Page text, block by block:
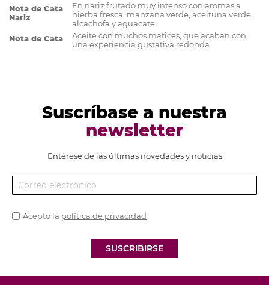
Nota de Cata
Nariz
En nariz frutado muy intenso con aromas a
hierba fresca, manzana verde, aceituna verde,
alcachofa y aguacate
Nota de Cata
Aceite con muchos matices, que acaban con
una experiencia gustativa redonda.
Suscríbase a nuestra
newsletter
Entérese de las últimas novedades y noticias
SUSCRIBIRSE
Acepto la política de privacidad